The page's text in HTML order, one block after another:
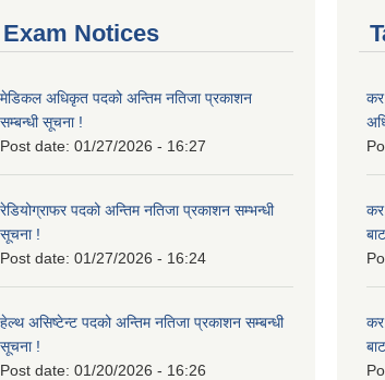
Exam Notices
मेडिकल अधिकृत पदको अन्तिम नतिजा प्रकाशन
सम्बन्धी सूचना !
Post date: 01/27/2026 - 16:27
रेडियोग्राफर पदको अन्तिम नतिजा प्रकाशन सम्भन्धी
सूचना !
Post date: 01/27/2026 - 16:24
हेल्थ असिष्टेन्ट पदको अन्तिम नतिजा प्रकाशन सम्बन्धी
सूचना !
Post date: 01/20/2026 - 16:26